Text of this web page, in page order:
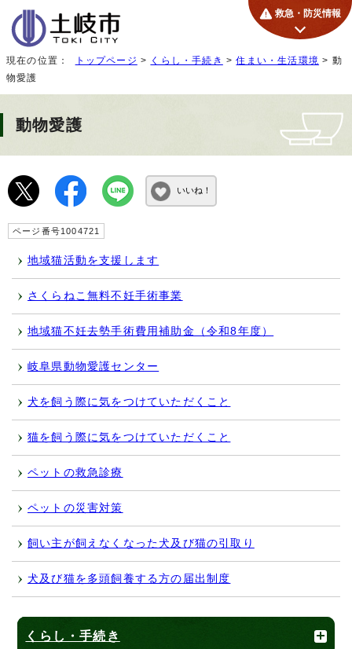
救急・防災情報
現在の位置： トップページ > くらし・手続き >住まい・生活環境 > 動
物愛護
動物愛護
いいね！
ページ番号1004721
地域猫活動を支援します
さくらねこ無料不妊手術事業
地域猫不妊去勢手術費用補助金（令和8年度）
岐阜県動物愛護センター
犬を飼う際に気をつけていただくこと
猫を飼う際に気をつけていただくこと
ペットの救急診療
ペットの災害対策
飼い主が飼えなくなった犬及び猫の引取り
犬及び猫を多頭飼養する方の届出制度
くらし・手続き